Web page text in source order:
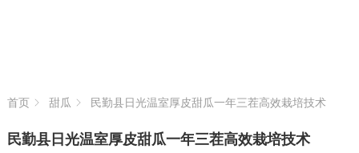
首页 甜瓜 民勤县日光温室厚皮甜瓜一年三茬高效栽培技术
民勤县日光温室厚皮甜瓜一年三茬高效栽培技术